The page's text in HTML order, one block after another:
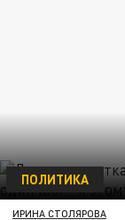
ПОЛИТИКА
ИРИНА СТОЛЯРОВА